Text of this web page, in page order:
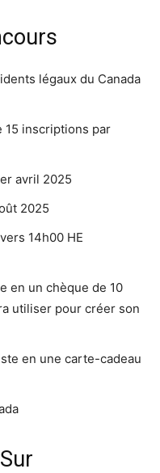
légaux du Canada
15 inscriptions par
avril 2025
2025
14h00 HE
en un chèque de 10
utiliser pour créer son
en une carte-cadeau